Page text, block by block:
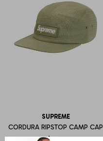
SUPREME
CORDURA RIPSTOP CAMP CAP
U$S 249